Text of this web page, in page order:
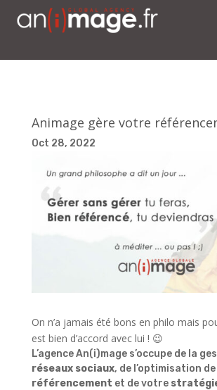
Animage gère votre
Oct 28, 2022
On n’a jamais été bons en philo mais
est bien d’accord avec lui ! 😉
L’agence An(i)mage s’occupe de la
réseaux sociaux, de l’optimisation
référencement et de votre